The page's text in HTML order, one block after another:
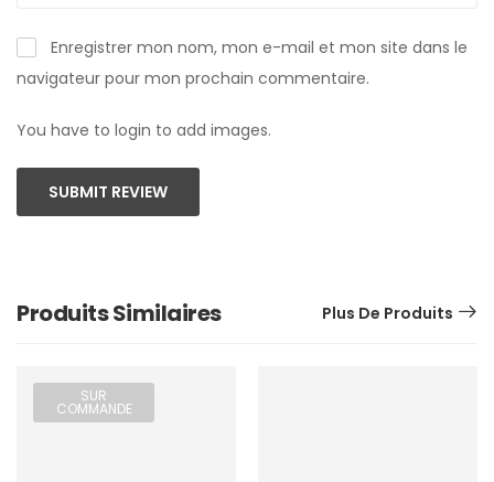
Enregistrer mon nom, mon e-mail et mon site dans le
navigateur pour mon prochain commentaire.
You have to login to add images.
SUBMIT REVIEW
Produits Similaires Plus De Produits
SUR
COMMANDE